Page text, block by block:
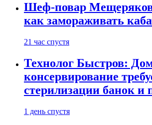
Шеф-повар Мещеряков
как замораживать
21 час спустя
Технолог Быстров:
консервирование
стерилизации банок и
1 день спустя